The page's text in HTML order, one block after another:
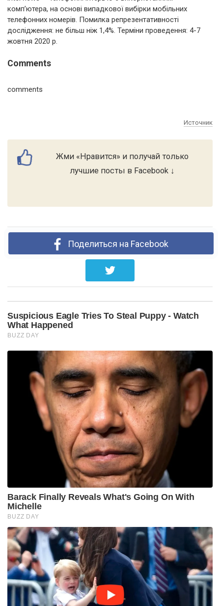
комп’ютера, на основі випадкової вибірки мобільних
телефонних номерів. Помилка репрезентативності
дослідження: не більш ніж 1,4%. Терміни проведення: 4-7
жовтня 2020 р.
Comments
comments
Источник
Жми «Нравится» и получай только
лучшие посты в Facebook ↓
Поделиться на Facebook